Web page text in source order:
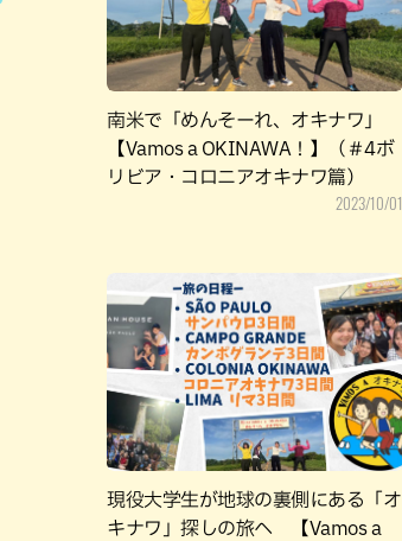
南米で「めんそーれ、オキナワ」
【Vamos a OKINAWA！】（＃4ボ
リビア・コロニアオキナワ篇）
2023/10/01
現役大学生が地球の裏側にある「オ
キナワ」探しの旅へ 【Vamos a